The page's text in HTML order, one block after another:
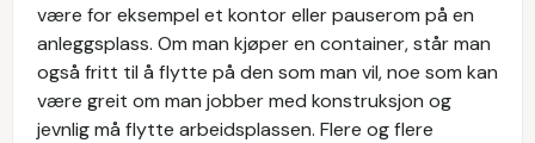
være for eksempel et kontor eller pauserom på en
anleggsplass. Om man kjøper en container, står man
også fritt til å flytte på den som man vil, noe som kan
være greit om man jobber med konstruksjon og
jevnlig må flytte arbeidsplassen. Flere og flere